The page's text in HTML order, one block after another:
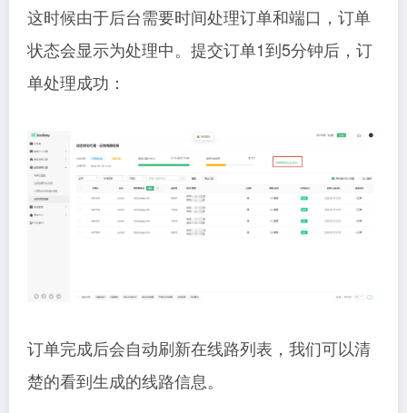
这时候由于后台需要时间处理订单和端口，订单
状态会显示为处理中。提交订单1到5分钟后，订
单处理成功：
订单完成后会自动刷新在线路列表，我们可以清
楚的看到生成的线路信息。